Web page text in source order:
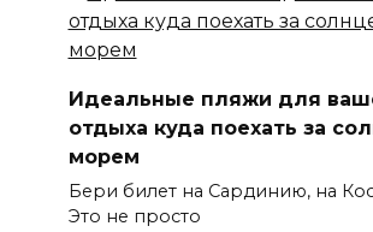
Идеальные пляжи для
отдыха куда поехать за
морем
Бери билет на Сардинию, на
Это не просто